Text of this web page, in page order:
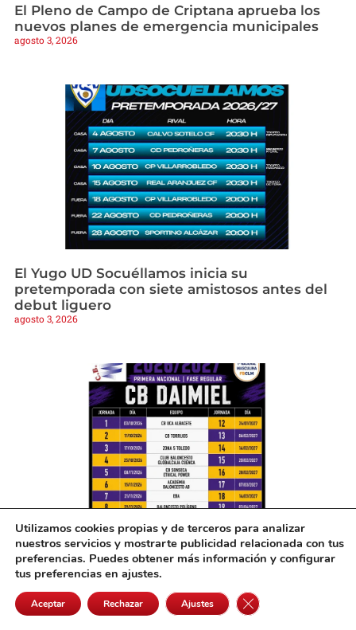
El Pleno de Campo de Criptana aprueba los
nuevos planes de emergencia municipales
agosto 3, 2026
El Yugo UD Socuéllamos inicia su
pretemporada con siete amistosos antes del
debut liguero
agosto 3, 2026
El CB Daimiel ya tiene calendario para la
Primera Nacional y hace un llamamiento a su
afición
agosto 3, 2026
Utilizamos cookies propias y de terceros para analizar
nuestros servicios y mostrarte publicidad relacionada con tus
preferencias. Puedes obtener más información y configurar
tus preferencias en ajustes.
Aceptar Rechazar Ajustes Cerrar el banner de